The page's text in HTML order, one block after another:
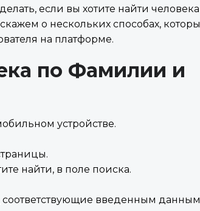
если вы хотите найти человека
о нескольких способах,
на платформе.
по Фамилии и
устройстве.
найти, в поле поиска.
соответствующие введенным